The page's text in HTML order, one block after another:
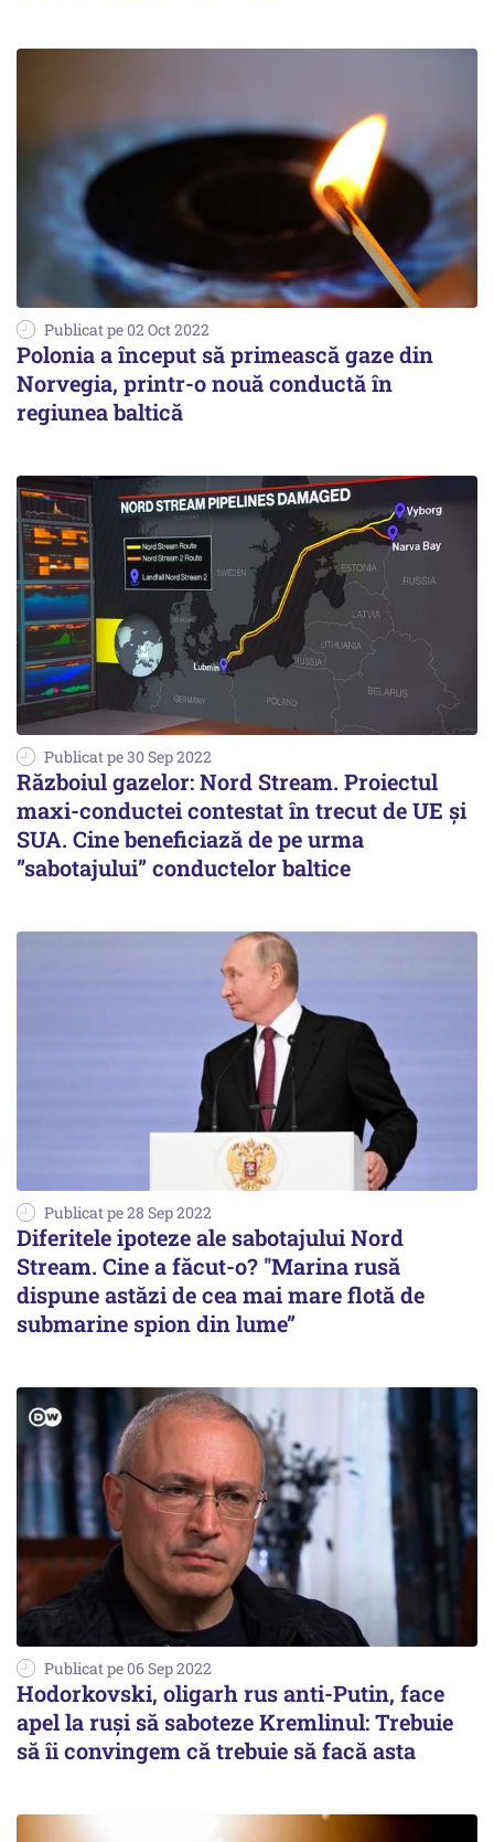
Publicat pe 02 Oct 2022
Polonia a început să primească gaze din
Norvegia, printr-o nouă conductă în
regiunea baltică
Publicat pe 30 Sep 2022
Războiul gazelor: Nord Stream. Proiectul
maxi-conductei contestat în trecut de UE și
SUA. Cine beneficiază de pe urma
”sabotajului” conductelor baltice
Publicat pe 28 Sep 2022
Diferitele ipoteze ale sabotajului Nord
Stream. Cine a făcut-o? ''Marina rusă
dispune astăzi de cea mai mare flotă de
submarine spion din lume”
Publicat pe 06 Sep 2022
Hodorkovski, oligarh rus anti-Putin, face
apel la ruşi să saboteze Kremlinul: Trebuie
să îi convingem că trebuie să facă asta